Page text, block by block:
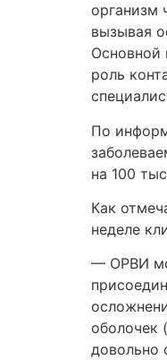
организм
вызывая
Основной
роль
По
на 100
Как
неделе
— ОРВИ
оболочек
довольно